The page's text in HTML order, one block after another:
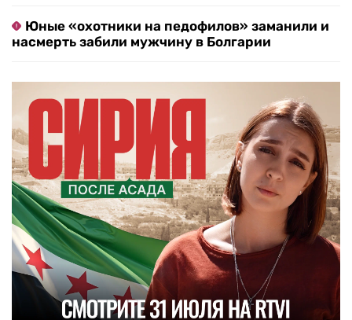
Юные «охотники на педофилов» заманили и
насмерть забили мужчину в Болгарии